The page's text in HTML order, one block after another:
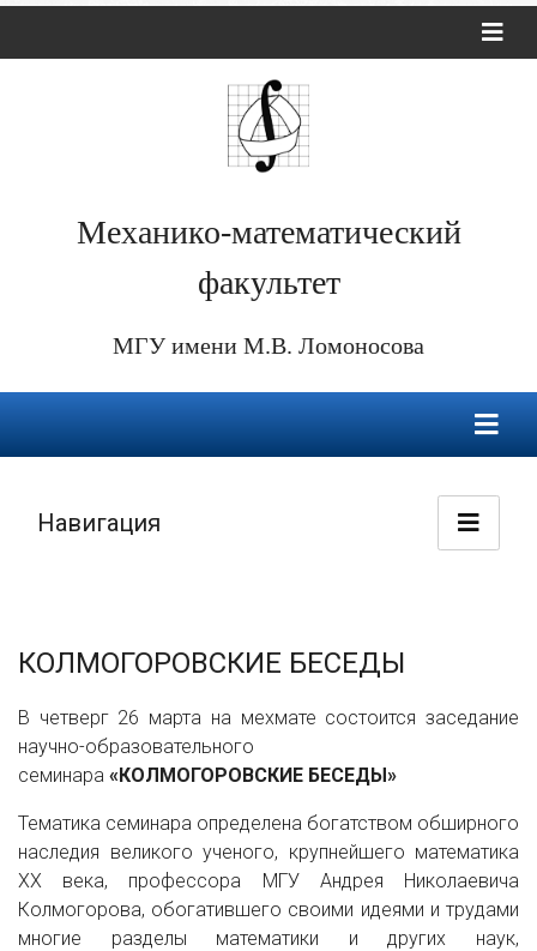
Механико-математический
факультет
МГУ имени М.В. Ломоносова
Навигация
КОЛМОГОРОВСКИЕ БЕСЕДЫ
В четверг 26 марта на мехмате состоится заседание
научно-образовательного
семинара «КОЛМОГОРОВСКИЕ БЕСЕДЫ»
Тематика семинара определена богатством обширного
наследия великого ученого, крупнейшего математика
XX века, профессора МГУ Андрея Николаевича
Колмогорова, обогатившего своими идеями и трудами
многие разделы математики и других наук,